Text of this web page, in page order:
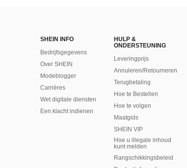
SHEIN INFO
Bedrijfsgegevens
Over SHEIN
Modeblogger
Carrières
Wet digitale diensten
Een klacht indienen
HULP &
ONDERSTEUNING
Leveringprijs
Annuleren/Retourneren
Terugbetaling
Hoe te Bestellen
Hoe te volgen
Maatgids
SHEIN VIP
Hoe u illegale inhoud
kunt melden
Rangschikkingsbeleid